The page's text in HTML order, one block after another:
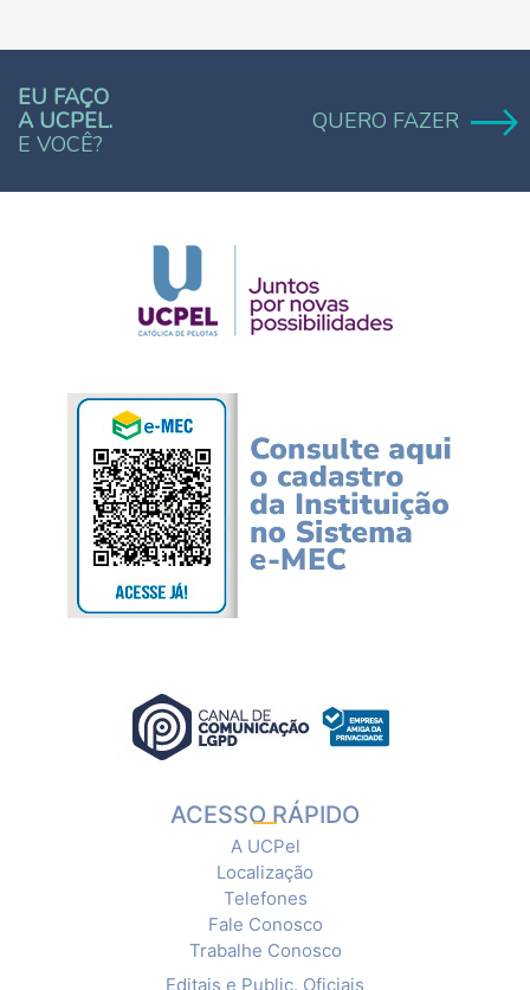
EU FAÇO
A UCPEL.
E VOCÊ?
QUERO FAZER
ACESSO RÁPIDO
A UCPel
Localização
Telefones
Fale Conosco
Trabalhe Conosco
Editais e Public. Oficiais